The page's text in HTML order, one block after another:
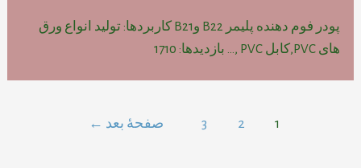
پودر فوم دهنده پلیمر B22 وB21 کاربردها: تولید انواع ورق
های PVC,کابل PVC ,… بازدیدها: 1710
1
2
3 صفحهٔ بعد ←